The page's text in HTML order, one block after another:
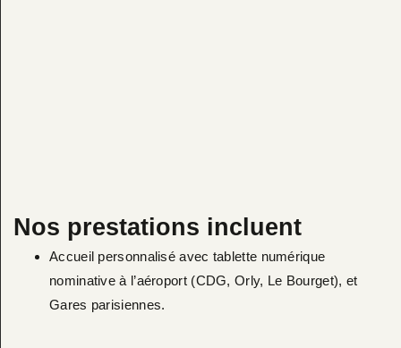
Nos prestations incluent
Accueil personnalisé avec tablette numérique
nominative à l’aéroport (CDG, Orly, Le Bourget), et
Gares parisiennes.